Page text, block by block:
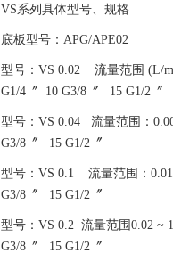
VS系列具体型号、规格
底板型号：APG/APE02
型号：VS 0.02 流量范围 (L/
G1/4〞 10 G3/8〞 15 G1/2〞
型号：VS 0.04 流量范围：
G3/8〞 15 G1/2〞
型号：VS 0.1 流量范围：
G3/8〞 15 G1/2〞
型号：VS 0.2 流量范围
G3/8〞 15 G1/2〞